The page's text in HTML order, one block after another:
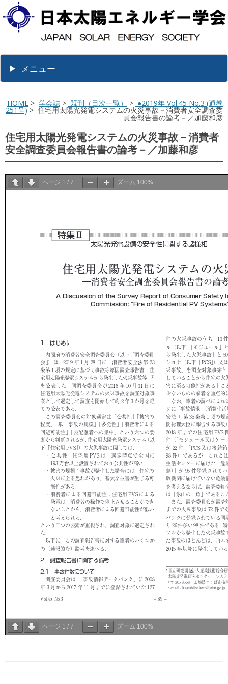
メニュー
HOME > 学会誌 > 既刊（目次一覧） > ●2019年 Vol.45 No.3 (通巻
251号) > 住宅用太陽光発電システムの火災事故－消費者安全調査委
員会報告書の論考－／加藤和彦
住宅用太陽光発電システムの火災事故－消費者
安全調査委員会報告書の論考－／加藤和彦
ページ 1 / 7 ズーム 100%
ページ 1 / 7 ズーム 100%